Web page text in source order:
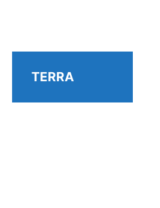
TERRA